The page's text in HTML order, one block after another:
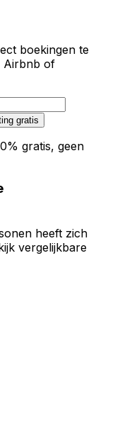
boekingen te
Airbnb of
gratis
gratis, geen
heeft zich
vergelijkbare